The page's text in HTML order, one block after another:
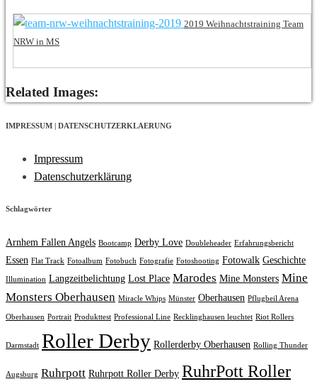
2019 Weihnachtstraining Team
NRW in MS
Related Images:
IMPRESSUM | DATENSCHUTZERKLAERUNG
Impressum
Datenschutzerklärung
Schlagwörter
Arnhem Fallen Angels Bootcamp Derby Love Doubleheader Erfahrungsbericht
Essen Flat Track Fotoalbum Fotobuch Fotografie Fotoshooting Fotowalk Geschichte
Illumination Langzeitbelichtung Lost Place Marodes Mine Monsters Mine
Monsters Oberhausen Miracle Whips Münster Oberhausen Pflugbeil Arena
Oberhausen Portrait Produkttest Professional Line Recklinghausen leuchtet Riot Rollers
Darmstadt Roller Derby Rollerderby Oberhausen Rolling Thunder
Augsburg Ruhrpott Ruhrpott Roller Derby RuhrPott Roller